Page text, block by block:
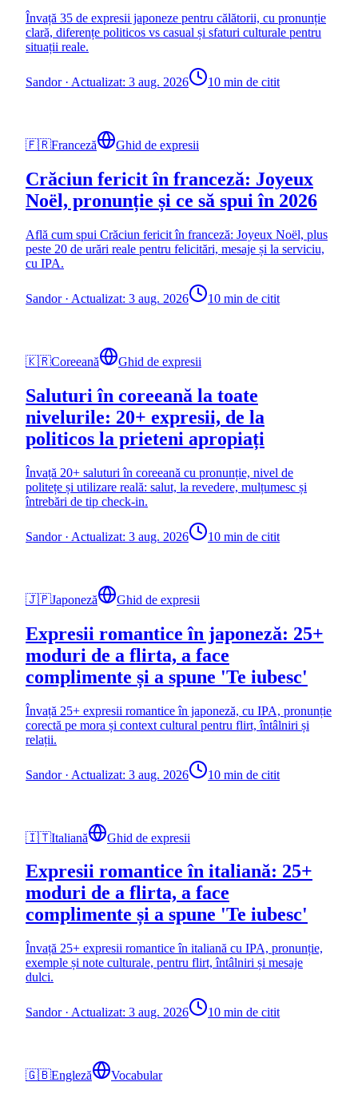
Învață 35 de expresii japoneze pentru călătorii, cu pronunție
clară, diferențe politicos vs casual și sfaturi culturale pentru
situații reale.
Sandor· Actualizat: 3 aug. 2026 10 min de citit
🇫🇷Franceză Ghid de expresii
Crăciun fericit în franceză: Joyeux
Noël, pronunție și ce să spui în 2026
Află cum spui Crăciun fericit în franceză: Joyeux Noël, plus
peste 20 de urări reale pentru felicitări, mesaje și la serviciu,
cu IPA.
Sandor· Actualizat: 3 aug. 2026 10 min de citit
🇰🇷Coreeană Ghid de expresii
Saluturi în coreeană la toate
nivelurile: 20+ expresii, de la
politicos la prieteni apropiați
Învață 20+ saluturi în coreeană cu pronunție, nivel de
politețe și utilizare reală: salut, la revedere, mulțumesc și
întrebări de tip check-in.
Sandor· Actualizat: 3 aug. 2026 10 min de citit
🇯🇵Japoneză Ghid de expresii
Expresii romantice în japoneză: 25+
moduri de a flirta, a face
complimente și a spune 'Te iubesc'
Învață 25+ expresii romantice în japoneză, cu IPA, pronunție
corectă pe mora și context cultural pentru flirt, întâlniri și
relații.
Sandor· Actualizat: 3 aug. 2026 10 min de citit
🇮🇹Italiană Ghid de expresii
Expresii romantice în italiană: 25+
moduri de a flirta, a face
complimente și a spune 'Te iubesc'
Învață 25+ expresii romantice în italiană cu IPA, pronunție,
exemple și note culturale, pentru flirt, întâlniri și mesaje
dulci.
Sandor· Actualizat: 3 aug. 2026 10 min de citit
🇬🇧Engleză Vocabular